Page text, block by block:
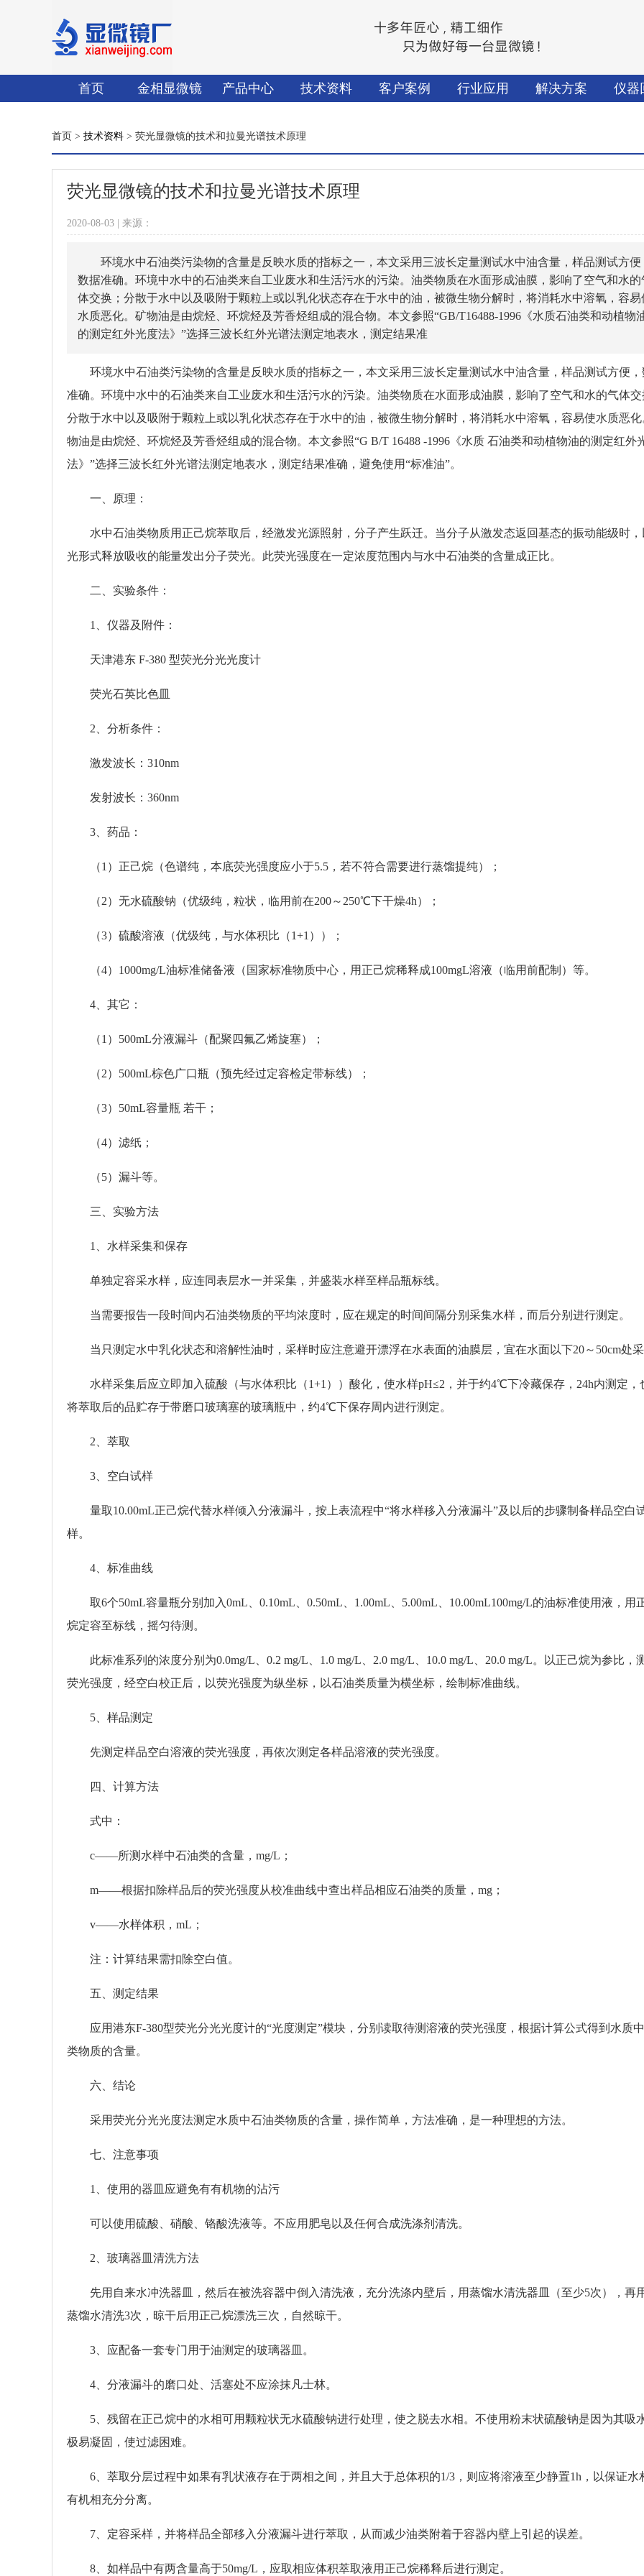
首页 金相显微镜 产品中心 技术资料 客户案例 行业应用 解决方案 仪器
首页 > 技术资料 > 荧光显微镜的技术和拉曼光谱技术原理
荧光显微镜的技术和拉曼光谱技术原理
2020-08-03 | 来源：
环境水中石油类污染物的含量是反映水质的指标之一，本文采用三波长定量测试水中油含量，样品测试方便
数据准确。环境中水中的石油类来自工业废水和生活污水的污染。油类物质在水面形成油膜，影响了空气和水的
体交换；分散于水中以及吸附于颗粒上或以乳化状态存在于水中的油，被微生物分解时，将消耗水中溶氧，容易
水质恶化。矿物油是由烷烃、环烷烃及芳香烃组成的混合物。本文参照“GB/T16488-1996《水质石油类和动植物
的测定红外光度法》”选择三波长红外光谱法测定地表水，测定结果准
环境水中石油类污染物的含量是反映水质的指标之一，本文采用三波长定量测试水中油含量，样品测试方便，
准确。环境中水中的石油类来自工业废水和生活污水的污染。油类物质在水面形成油膜，影响了空气和水的气体
分散于水中以及吸附于颗粒上或以乳化状态存在于水中的油，被微生物分解时，将消耗水中溶氧，容易使水质恶
物油是由烷烃、环烷烃及芳香烃组成的混合物。本文参照“G B/T 16488 -1996《水质 石油类和动植物油的测定红外
法》”选择三波长红外光谱法测定地表水，测定结果准确，避免使用“标准油”。
一、原理：
水中石油类物质用正己烷萃取后，经激发光源照射，分子产生跃迁。当分子从激发态返回基态的振动能级时，
光形式释放吸收的能量发出分子荧光。此荧光强度在一定浓度范围内与水中石油类的含量成正比。
二、实验条件：
1、仪器及附件：
天津港东 F-380 型荧光分光光度计
荧光石英比色皿
2、分析条件：
激发波长：310nm
发射波长：360nm
3、药品：
（1）正己烷（色谱纯，本底荧光强度应小于5.5，若不符合需要进行蒸馏提纯）；
（2）无水硫酸钠（优级纯，粒状，临用前在200～250℃下干燥4h）；
（3）硫酸溶液（优级纯，与水体积比（1+1））；
（4）1000mg/L油标准储备液（国家标准物质中心，用正己烷稀释成100mgL溶液（临用前配制）等。
4、其它：
（1）500mL分液漏斗（配聚四氟乙烯旋塞）；
（2）500mL棕色广口瓶（预先经过定容检定带标线）；
（3）50mL容量瓶 若干；
（4）滤纸；
（5）漏斗等。
三、实验方法
1、水样采集和保存
单独定容采水样，应连同表层水一并采集，并盛装水样至样品瓶标线。
当需要报告一段时间内石油类物质的平均浓度时，应在规定的时间间隔分别采集水样，而后分别进行测定。
当只测定水中乳化状态和溶解性油时，采样时应注意避开漂浮在水表面的油膜层，宜在水面以下20～50cm处
水样采集后应立即加入硫酸（与水体积比（1+1））酸化，使水样pH≤2，并于约4℃下冷藏保存，24h内测定，
将萃取后的品贮存于带磨口玻璃塞的玻璃瓶中，约4℃下保存周内进行测定。
2、萃取
3、空白试样
量取10.00mL正己烷代替水样倾入分液漏斗，按上表流程中“将水样移入分液漏斗”及以后的步骤制备样品空白
样。
4、标准曲线
取6个50mL容量瓶分别加入0mL、0.10mL、0.50mL、1.00mL、5.00mL、10.00mL100mg/L的油标准使用液，用
烷定容至标线，摇匀待测。
此标准系列的浓度分别为0.0mg/L、0.2 mg/L、1.0 mg/L、2.0 mg/L、10.0 mg/L、20.0 mg/L。以正己烷为参比，
荧光强度，经空白校正后，以荧光强度为纵坐标，以石油类质量为横坐标，绘制标准曲线。
5、样品测定
先测定样品空白溶液的荧光强度，再依次测定各样品溶液的荧光强度。
四、计算方法
式中：
c——所测水样中石油类的含量，mg/L；
m——根据扣除样品后的荧光强度从校准曲线中查出样品相应石油类的质量，mg；
v——水样体积，mL；
注：计算结果需扣除空白值。
五、测定结果
应用港东F-380型荧光分光光度计的“光度测定”模块，分别读取待测溶液的荧光强度，根据计算公式得到水质
类物质的含量。
六、结论
采用荧光分光光度法测定水质中石油类物质的含量，操作简单，方法准确，是一种理想的方法。
七、注意事项
1、使用的器皿应避免有有机物的沾污
可以使用硫酸、硝酸、铬酸洗液等。不应用肥皂以及任何合成洗涤剂清洗。
2、玻璃器皿清洗方法
先用自来水冲洗器皿，然后在被洗容器中倒入清洗液，充分洗涤内壁后，用蒸馏水清洗器皿（至少5次），再
蒸馏水清洗3次，晾干后用正己烷漂洗三次，自然晾干。
3、应配备一套专门用于油测定的玻璃器皿。
4、分液漏斗的磨口处、活塞处不应涂抹凡士林。
5、残留在正己烷中的水相可用颗粒状无水硫酸钠进行处理，使之脱去水相。不使用粉末状硫酸钠是因为其吸
极易凝固，使过滤困难。
6、萃取分层过程中如果有乳状液存在于两相之间，并且大于总体积的1/3，则应将溶液至少静置1h，以保证水
有机相充分分离。
7、定容采样，并将样品全部移入分液漏斗进行萃取，从而减少油类附着于容器内壁上引起的误差。
8、如样品中有两含量高于50mg/L，应取相应体积萃取液用正己烷稀释后进行测定。